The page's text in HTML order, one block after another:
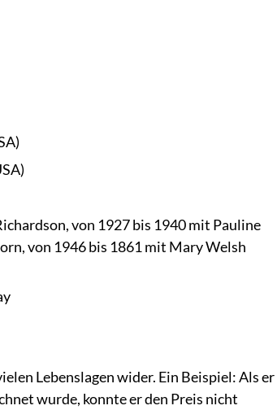
von 1927 bis 1940 mit Pauline
von 1946 bis 1861 mit Mary Welsh
Lebenslagen wider. Ein Beispiel: Als er
wurde, konnte er den Preis nicht